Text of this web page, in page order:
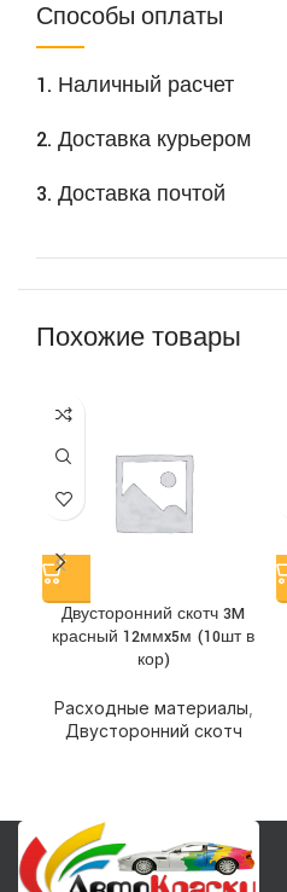
Способы оплаты
1. Наличный расчет
2. Доставка курьером
3. Доставка почтой
Похожие товары
Двусторонний скотч 3M
красный 12ммx5м (10шт в
кор)
Расходные материалы
Двусторонний скотч